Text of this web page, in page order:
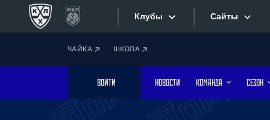
Клубы
Дивизион Боброва
Лада
Сайты
ЧАЙКА ШКОЛА
ВОЙТИ НОВОСТИ КОМАНДА СЕЗОН